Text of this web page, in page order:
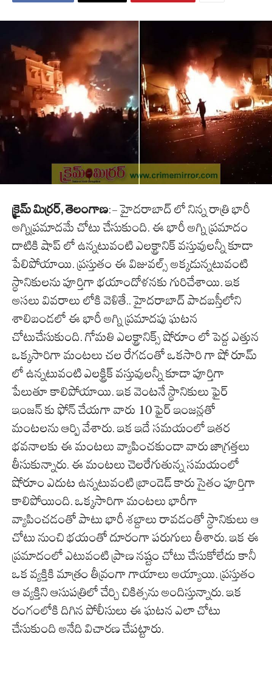
క్రైమ్ మిర్రర్, తెలంగాణ:- హైదరాబాద్ లో నిన్న రాత్రి భారీ
అగ్నిప్రమాదమే చోటు చేసుకుంది. ఈ భారీ అగ్ని ప్రమాదం
దాటికి షాప్ లో ఉన్నటువంటి ఎలక్ట్రానిక్ వస్తువులన్నీ కూడా
పేలిపోయాయి. ప్రస్తుతం ఈ విజువల్స్ అక్కడున్నటువంటి
స్థానికులను పూర్తిగా భయాందోళనకు గురిచేశాయి. ఇక
అసలు వివరాలు లోకి వెళితే.. హైదరాబాద్ పాదబస్తీలోని
శాలిబండలో ఈ భారీ అగ్ని ప్రమాదపు ఘటన
చోటుచేసుకుంది. గోమతి ఎలక్ట్రానిక్స్ షోరూం లో పెద్ద ఎత్తున
ఒక్కసారిగా మంటలు చల రేగడంతో ఒకసారి గా షో రూమ్
లో ఉన్నటువంటి ఎలక్ట్రిక్ వస్తువులన్నీ కూడా పూర్తిగా
పేలుతూ కాలిపోయాయి. ఇక వెంటనే స్థానికులు ఫైర్
ఇంజన్ కు ఫోన్ చేయగా వారు 10 ఫైర్ ఇంజన్లతో
మంటలను ఆర్పి వేశారు. ఇక ఇదే సమయంలో ఇతర
భవనాలకు ఈ మంటలు వ్యాపించకుండా వారు జాగ్రత్తలు
తీసుకున్నారు. ఈ మంటలు చెలరేగుతున్న సమయంలో
షోరూం ఎదుట ఉన్నటువంటి బ్రాండెడ్ కారు సైతం పూర్తిగా
కాలిపోయింది. ఒక్కసారిగా మంటలు భారీగా
వ్యాపించడంతో పాటు భారీ శబ్దాలు రావడంతో స్థానికులు ఆ
చోటు నుంచి భయంతో దూరంగా పరుగులు తీశారు. ఇక ఈ
ప్రమాదంలో ఎటువంటి ప్రాణ నష్టం చోటు చేసుకోలేదు కానీ
ఒక వ్యక్తికి మాత్రం తీవ్రంగా గాయాలు అయ్యాయి. ప్రస్తుతం
ఆ వ్యక్తిని ఆసుపత్రిలో చేర్చి చికిత్సను అందిస్తున్నారు. ఇక
రంగంలోకి దిగిన పోలీసులు ఈ ఘటన ఎలా చోటు
చేసుకుంది అనేది విచారణ చేపట్టారు.